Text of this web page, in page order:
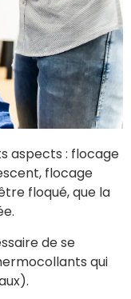
aspects : flocage
flocage
floqué, que la
de se
qui